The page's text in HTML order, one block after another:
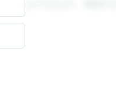
ことができます。登録する